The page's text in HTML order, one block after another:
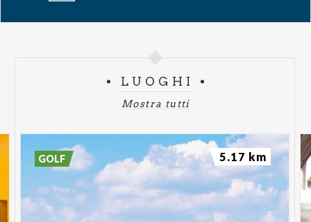
italiane di Dinner Party Live On Tour.
LUOGHI
Mostra tutti
GOLF 5.17 km